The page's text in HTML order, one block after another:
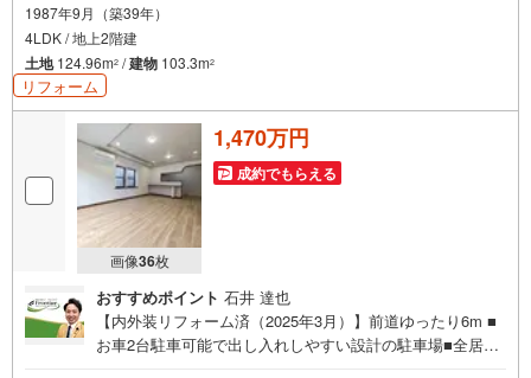
1987年9月（築39年）
4LDK / 地上2階建
土地124.96m2 /建物 103.3m2
リフォーム
画像36枚
1,470万円
成約でもらえる
おすすめポイント 石井 達也
【内外装リフォーム済（2025年3月）】前道ゆったり6m ■
お車2台駐車可能で出し入れしやすい設計の駐車場■全居室